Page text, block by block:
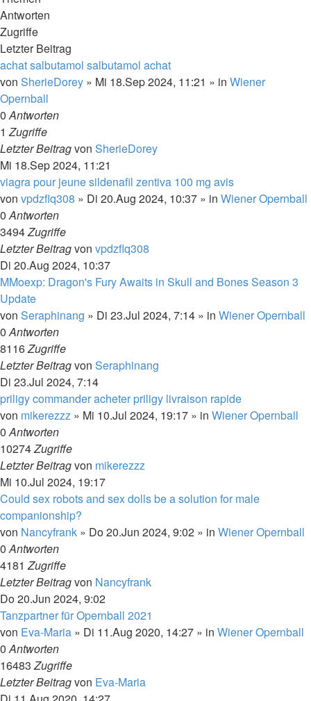
Antworten
Zugriffe
Letzter Beitrag
achat salbutamol salbutamol achat
von SherieDorey » Mi 18.Sep 2024, 11:21 » in Wiener
Opernball
0Antworten
1Zugriffe
Letzter Beitragvon SherieDorey
Mi 18.Sep 2024, 11:21
viagra pour jeune sildenafil zentiva 100 mg avis
von vpdzflq308 » Di 20.Aug 2024, 10:37 » in Wiener Opernball
0Antworten
3494Zugriffe
Letzter Beitragvon vpdzflq308
Di 20.Aug 2024, 10:37
MMoexp: Dragon's Fury Awaits in Skull and Bones Season 3
Update
von Seraphinang » Di 23.Jul 2024, 7:14 » in Wiener Opernball
0Antworten
8116Zugriffe
Letzter Beitragvon Seraphinang
Di 23.Jul 2024, 7:14
priligy commander acheter priligy livraison rapide
von mikerezzz » Mi 10.Jul 2024, 19:17 » in Wiener Opernball
0Antworten
10274Zugriffe
Letzter Beitragvon mikerezzz
Mi 10.Jul 2024, 19:17
Could sex robots and sex dolls be a solution for male
companionship?
von Nancyfrank » Do 20.Jun 2024, 9:02 » in Wiener Opernball
0Antworten
4181Zugriffe
Letzter Beitragvon Nancyfrank
Do 20.Jun 2024, 9:02
Tanzpartner für Opernball 2021
von Eva-Maria » Di 11.Aug 2020, 14:27 » in Wiener Opernball
0Antworten
16483Zugriffe
Letzter Beitragvon Eva-Maria